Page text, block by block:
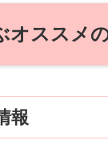
オススメ
報